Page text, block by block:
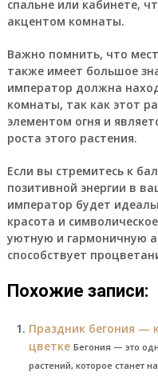
спальне или кабинете,
акцентом комнаты.
Важно помнить, что
также имеет большое
император должна
комнаты, так как этот
элементом огня и
роста этого растения.
Если вы стремитесь к
позитивной энергии в
император будет
красота и
уютную и гармоничную
способствует
Похожие записи:
Праздник бегония —
цветке Бегония — это
растений, которое станет